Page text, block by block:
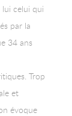
celui qui
par la
34 ans
Trop
et
évoque